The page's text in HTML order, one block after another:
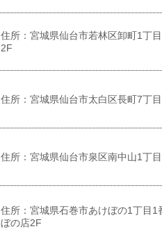
住所：宮城県仙台市若林区卸町1丁
2F
住所：宮城県仙台市太白区長町7丁
住所：宮城県仙台市泉区南中山1丁
住所：宮城県石巻市あけぼの1丁目
ぼの店2F